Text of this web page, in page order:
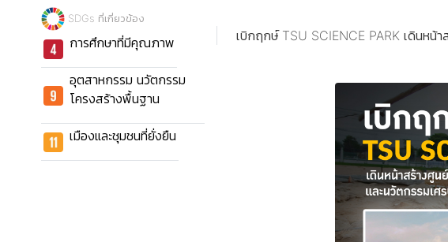
SDGs ที่เกี่ยวข้อง
การศึกษาที่มีคุณภาพ
อุตสาหกรรม นวัตกรรม
โครงสร้างพื้นฐาน
เมืองและชุมชนที่ยั่งยืน
เบิกฤกษ์ TSU SCIENCE PARK เดินหน้